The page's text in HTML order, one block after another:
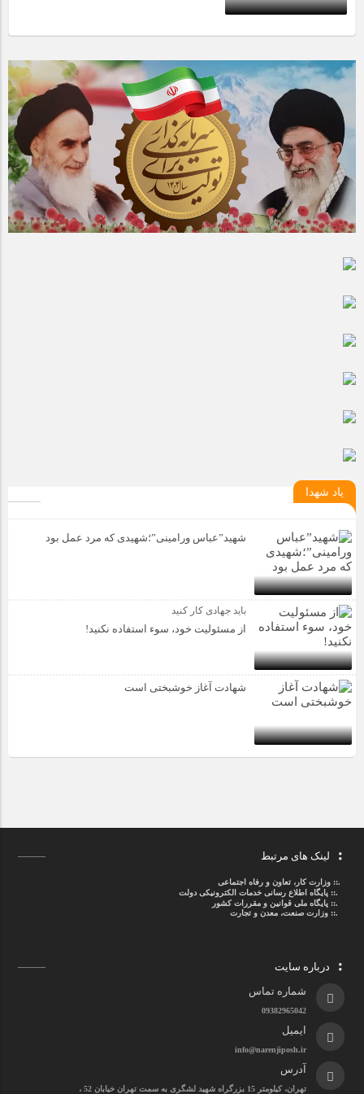
مراسم بزرگداشت سالروز آزادسازی خرمشهر در شرکت پارس خودرو
مراسم گرامیداشت سالروز آزادسازی خرمشهر در نمازخانه فاطمیه
مگاموتور
تیم شهدای مگاموتور در بزرگترین مسابقات گل کوچک جهان شرکت
کرد
یاد شهدا
شهید”عباس ورامینی”؛شهیدی که مرد عمل بود
باید جهادی کار کنید
از مسئولیت خود، سوء استفاده نکنید!
شهادت آغاز خوشبختی است
لینک های مرتبط
.::وزارت کار، تعاون و رفاه اجتماعی
.::پایگاه اطلاع رسانی خدمات الکترونیکی دولت
.::پایگاه ملی قوانین و مقررات کشور
.:: وزارت صنعت، معدن و تجارت
درباره سایت
شماره تماس
09382965042
ایمیل
info@narenjiposh.ir
آدرس
تهران، کیلومتر 15 بزرگراه شهید لشگری به سمت تهران خیابان 52 ،